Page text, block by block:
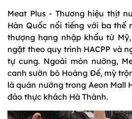
Meat Plus - Thương hiệu thịt
Hàn Quốc nổi tiếng với ba thế
thượng hạng nhập khẩu từ
ngặt theo quy trình HACPP và
tự cung. Ngoài món nướng,
canh sườn bò Hoàng Đế, mỳ
là quán nướng trong Aeon Mall
đảo thực khách Hà Thành.